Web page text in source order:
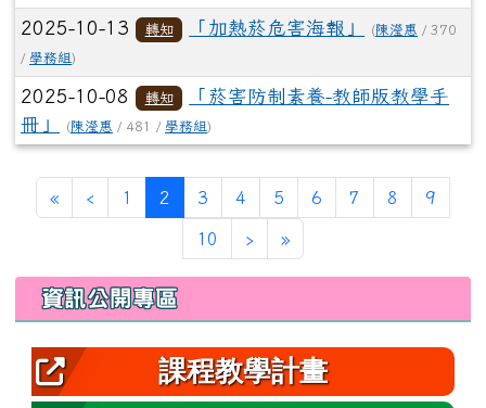
2025-10-13 轉知 「加熱菸危害海報」 (陳瀅惠 / 370
/ 學務組)
2025-10-08 轉知
「菸害防制素養-教師版教學手
冊」
(陳瀅惠 / 481 / 學務組)
«第一頁
‹ 上一頁
1 2 (目前頁次)
3 4 5 6 7 8 9
10 ›下一頁
»最後頁
左邊區域內容
資訊公開專區
課程教學計畫